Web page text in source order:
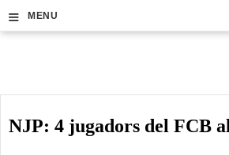
≡ MENU
NJP: 4 jugadors del FCB